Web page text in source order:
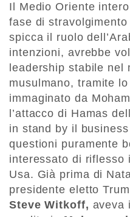
Il Medio Oriente
fase di
spicca il ruolo
intenzioni, avrebbe
leadership stabile nel
musulmano, tramite
immaginato da
l’attacco di Hamas
in stand by il
questioni puramente
interessato di riflesso
Usa. Già prima di
presidente eletto
Steve Witkoff, aveva